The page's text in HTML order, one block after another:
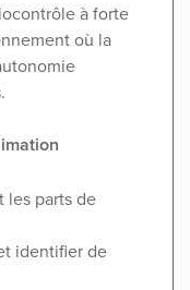
à forte
où la
les parts de
identifier de